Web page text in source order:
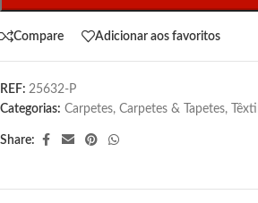
Compare Adicionar aos favoritos
REF: 25632-P
Categorias: Carpetes, Carpetes & Tapetes, Têxtil
Share: